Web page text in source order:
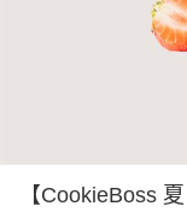
【CookieBoss